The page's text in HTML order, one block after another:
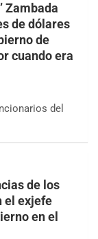
Zambada
de dólares
de
cuando era
del
de los
el exjefe
en el